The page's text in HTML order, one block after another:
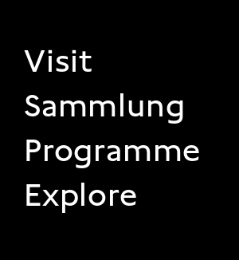
FOOTER 1
Visit
Sammlung
Programme
Explore